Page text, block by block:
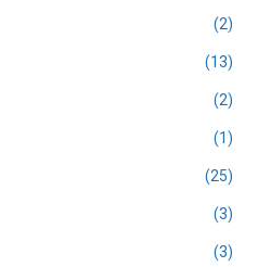
(2)
(13)
(2)
(1)
(25)
(3)
(3)